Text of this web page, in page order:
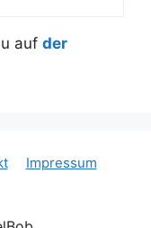
auf der
Impressum